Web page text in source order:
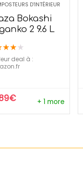
D'INTÉRIEUR
Bokashi
2 9.6 L
★★★
deal à :
€ + 1 more